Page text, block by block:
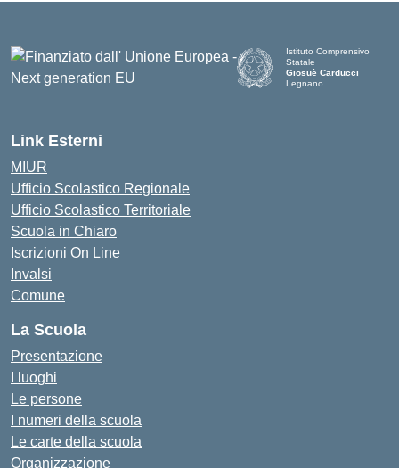
Istituto Comprensivo
Statale
Giosuè Carducci
Legnano
Link Esterni
MIUR
Ufficio Scolastico Regionale
Ufficio Scolastico Territoriale
Scuola in Chiaro
Iscrizioni On Line
Invalsi
Comune
La Scuola
Presentazione
I luoghi
Le persone
I numeri della scuola
Le carte della scuola
Organizzazione